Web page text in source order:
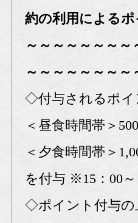
約の利用による
～～～～～～～～
～～～～～～～～
◇付与されるポイ
＜昼食時間帯＞
＜夕食時間帯＞
を付与 ※15：00～
◇ポイント付与の